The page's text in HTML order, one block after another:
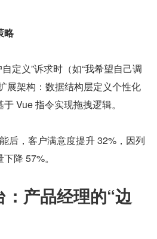
略
展架构：数据结构层定义个性化
Vue 指令实现拖拽逻辑。
降 57%。
产品经理的“边